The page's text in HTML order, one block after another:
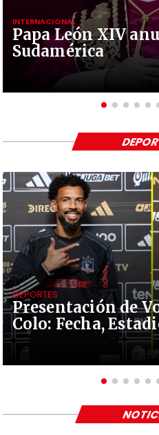
Papa León XIV
Sudamérica
INTERNACIONAL
Presentación de
Colo: Fecha,
DEPORTES